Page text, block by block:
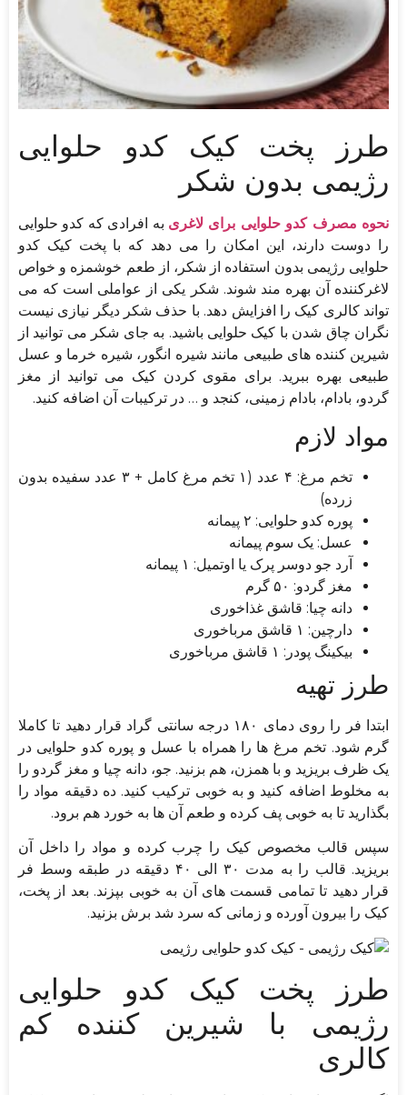
طرز پخت کیک کدو حلوایی
رژیمی بدون شکر
نحوه مصرف کدو حلوایی برای لاغری به افرادی که کدو حلوایی
را دوست دارند، این امکان را می دهد که با پخت کیک کدو
حلوایی رژیمی بدون استفاده از شکر، از طعم خوشمزه و خواص
لاغرکننده آن بهره مند شوند. شکر یکی از عواملی است که می
تواند کالری کیک را افزایش دهد. با حذف شکر دیگر نیازی نیست
نگران چاق شدن با کیک حلوایی باشید. به جای شکر می توانید از
شیرین کننده های طبیعی مانند شیره انگور، شیره خرما و عسل
طبیعی بهره ببرید. برای مقوی کردن کیک می توانید از مغز
گردو، بادام، بادام زمینی، کنجد و … در ترکیبات آن اضافه کنید.
مواد لازم
تخم مرغ: ۴ عدد (۱ تخم مرغ کامل + ۳ عدد سفیده بدون
زرده)
پوره کدو حلوایی: ۲ پیمانه
عسل: یک سوم پیمانه
آرد جو دوسر پرک یا اوتمیل: ۱ پیمانه
مغز گردو: ۵۰ گرم
دانه چیا: قاشق غذاخوری
دارچین: ۱ قاشق مرباخوری
بیکینگ پودر: ۱ قاشق مرباخوری
طرز تهیه
ابتدا فر را روی دمای ۱۸۰ درجه سانتی گراد قرار دهید تا کاملا
گرم شود. تخم مرغ ها را همراه با عسل و پوره کدو حلوایی در
یک ظرف بریزید و با همزن، هم بزنید. جو، دانه چیا و مغز گردو را
به مخلوط اضافه کنید و به خوبی ترکیب کنید. ده دقیقه مواد را
بگذارید تا به خوبی پف کرده و طعم آن ها به خورد هم برود.
سپس قالب مخصوص کیک را چرب کرده و مواد را داخل آن
بریزید. قالب را به مدت ۳۰ الی ۴۰ دقیقه در طبقه وسط فر
قرار دهید تا تمامی قسمت های آن به خوبی بپزند. بعد از پخت،
کیک را بیرون آورده و زمانی که سرد شد برش بزنید.
طرز پخت کیک کدو حلوایی
رژیمی با شیرین کننده کم
کالری